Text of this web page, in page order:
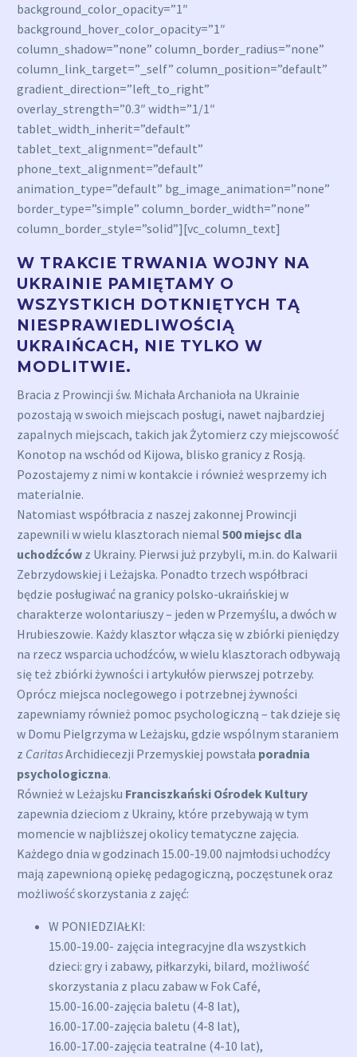
background_color_opacity=”1″
background_hover_color_opacity=”1″
column_shadow=”none” column_border_radius=”none”
column_link_target=”_self” column_position=”default”
gradient_direction=”left_to_right”
overlay_strength=”0.3″ width=”1/1″
tablet_width_inherit=”default”
tablet_text_alignment=”default”
phone_text_alignment=”default”
animation_type=”default” bg_image_animation=”none”
border_type=”simple” column_border_width=”none”
column_border_style=”solid”][vc_column_text]
W TRAKCIE TRWANIA WOJNY NA
UKRAINIE PAMIĘTAMY O
WSZYSTKICH DOTKNIĘTYCH TĄ
NIESPRAWIEDLIWOŚCIĄ
UKRAIŃCACH, NIE TYLKO W
MODLITWIE.
Bracia z Prowincji św. Michała Archanioła na Ukrainie
pozostają w swoich miejscach posługi, nawet najbardziej
zapalnych miejscach, takich jak Żytomierz czy miejscowość
Konotop na wschód od Kijowa, blisko granicy z Rosją.
Pozostajemy z nimi w kontakcie i również wesprzemy ich
materialnie.
Natomiast współbracia z naszej zakonnej Prowincji
zapewnili w wielu klasztorach niemal 500 miejsc dla
uchodźców z Ukrainy. Pierwsi już przybyli, m.in. do Kalwarii
Zebrzydowskiej i Leżajska. Ponadto trzech współbraci
będzie posługiwać na granicy polsko-ukraińskiej w
charakterze wolontariuszy – jeden w Przemyślu, a dwóch w
Hrubieszowie. Każdy klasztor włącza się w zbiórki pieniędzy
na rzecz wsparcia uchodźców, w wielu klasztorach odbywają
się też zbiórki żywności i artykułów pierwszej potrzeby.
Oprócz miejsca noclegowego i potrzebnej żywności
zapewniamy również pomoc psychologiczną – tak dzieje się
w Domu Pielgrzyma w Leżajsku, gdzie wspólnym staraniem
z CaritasArchidiecezji Przemyskiej powstała poradnia
psychologiczna.
Również w Leżajsku Franciszkański Ośrodek Kultury
zapewnia dzieciom z Ukrainy, które przebywają w tym
momencie w najbliższej okolicy tematyczne zajęcia.
Każdego dnia w godzinach 15.00-19.00 najmłodsi uchodźcy
mają zapewnioną opiekę pedagogiczną, poczęstunek oraz
możliwość skorzystania z zajęć:
W PONIEDZIAŁKI:
15.00-19.00- zajęcia integracyjne dla wszystkich
dzieci: gry i zabawy, piłkarzyki, bilard, możliwość
skorzystania z placu zabaw w Fok Café,
15.00-16.00-zajęcia baletu (4-8 lat),
16.00-17.00-zajęcia baletu (4-8 lat),
16.00-17.00-zajęcia teatralne (4-10 lat),